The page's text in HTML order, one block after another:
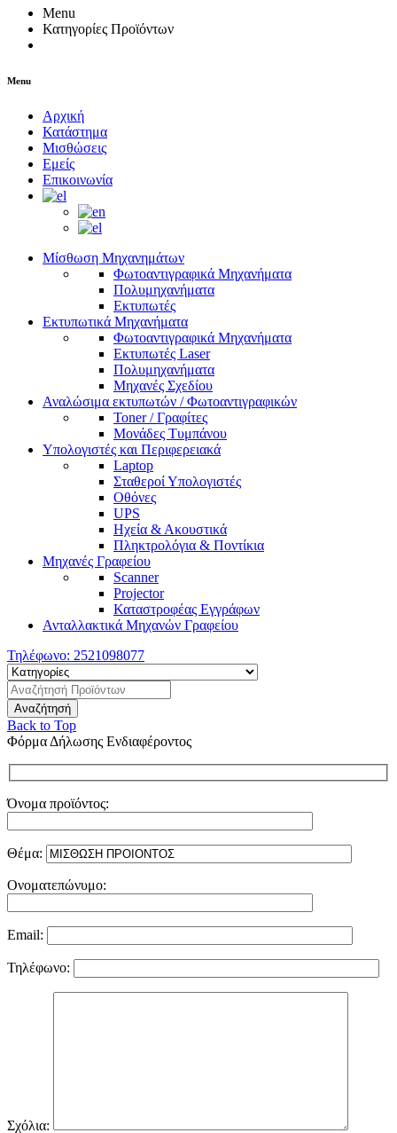
Menu
Κατηγορίες Προϊόντων
Menu
Αρχική
Κατάστημα
Μισθώσεις
Εμείς
Επικοινωνία
Μίσθωση Μηχανημάτων
Φωτοαντιγραφικά Μηχανήματα
Πολυμηχανήματα
Εκτυπωτές
Εκτυπωτικά Μηχανήματα
Φωτοαντιγραφικά Μηχανήματα
Εκτυπωτές Laser
Πολυμηχανήματα
Μηχανές Σχεδίου
Αναλώσιμα εκτυπωτών / Φωτοαντιγραφικών
Toner / Γραφίτες
Μονάδες Τυμπάνου
Υπολογιστές και Περιφερειακά
Laptop
Σταθεροί Υπολογιστές
Οθόνες
UPS
Ηχεία & Ακουστικά
Πληκτρολόγια & Ποντίκια
Μηχανές Γραφείου
Scanner
Projector
Καταστροφέας Εγγράφων
Ανταλλακτικά Μηχανών Γραφείου
Τηλέφωνο: 2521098077
Back to Top
Φόρμα Δήλωσης Ενδιαφέροντος
Όνομα προϊόντος:
Θέμα:
Ονοματεπώνυμο:
Email:
Τηλέφωνο:
Σχόλια: